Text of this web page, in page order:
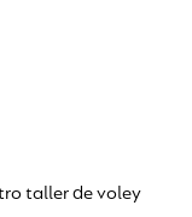
taller de voley